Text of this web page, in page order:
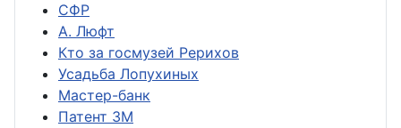
СФР
А. Люфт
Кто за госмузей Рерихов
Усадьба Лопухиных
Мастер-банк
Патент ЗМ